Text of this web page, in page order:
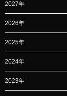
2027年
2026年
2025年
2024年
2023年